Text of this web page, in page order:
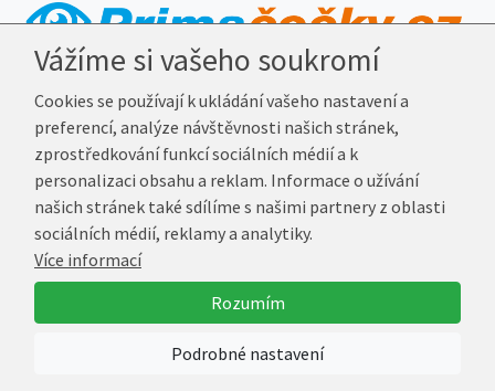
E-mail:info@prima-cocky.cz
Reklamační adresa
Andrea Votavová
Revoluční 1017
290 01 Poděbrady
© 2026 Prima-Čočky.cz
VytvořilMarek Kebza
Vážíme si vašeho soukromí
Cookies se používají k ukládání vašeho nastavení a
preferencí, analýze návštěvnosti našich stránek,
zprostředkování funkcí sociálních médií a k
personalizaci obsahu a reklam. Informace o užívání
našich stránek také sdílíme s našimi partnery z oblasti
sociálních médií, reklamy a analytiky.
Více informací
Rozumím
Podrobné nastavení